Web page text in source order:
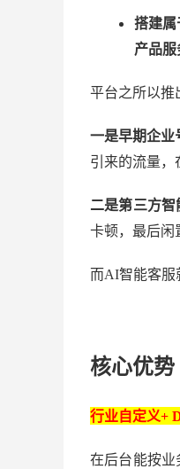
搭建属
产品服
平台之所以推
一是早期企业
引来的流量，
二是第三方智
卡顿，最后闲
而AI智能客服
核心优势
行业自定义+
在后台能按业